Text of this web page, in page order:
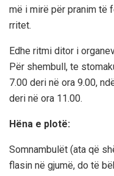
më i mirë për pranim të
rritet.
Edhe ritmi ditor i
Për shembull, te
7.00 deri në ora 9.00,
deri në ora 11.00.
Hëna e plotë:
Somnambulët (ata që
flasin në gjumë, do të